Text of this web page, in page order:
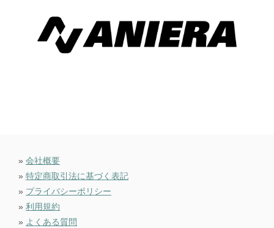
» 会社概要
» 特定商取引法に基づく表記
» プライバシーポリシー
» 利用規約
» よくある質問